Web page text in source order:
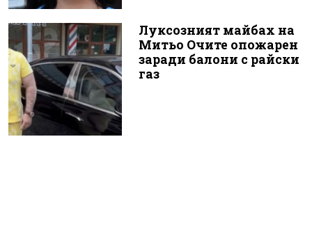
Луксозният майбах на
Митьо Очите опожарен
заради балони с райски
газ